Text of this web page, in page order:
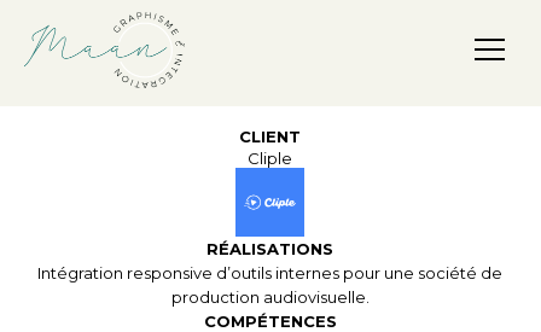
CLIENT
Cliple
RÉALISATIONS
Intégration responsive d’outils internes pour une société de
production audiovisuelle.
COMPÉTENCES